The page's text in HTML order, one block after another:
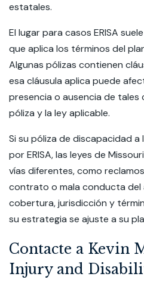
estatales.
El lugar para casos ERISA
que aplica los términos del
Algunas pólizas contienen
esa cláusula aplica puede
presencia o ausencia de tales
póliza y la ley aplicable.
Si su póliza de discapacidad
por ERISA, las leyes de
vías diferentes, como
contrato o mala conducta del
cobertura, jurisdicción y
su estrategia se ajuste a su
Contacte a Kevin
Injury and